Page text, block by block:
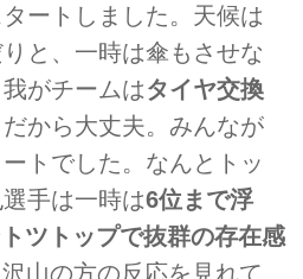
ートしました。天候は
と、一時は傘もさせな
がチームはタイヤ交換
だから大丈夫。みんなが
トでした。なんとトッ
手は一時は6位まで浮
ツトップで抜群の存在感
山の方の反応を見れて